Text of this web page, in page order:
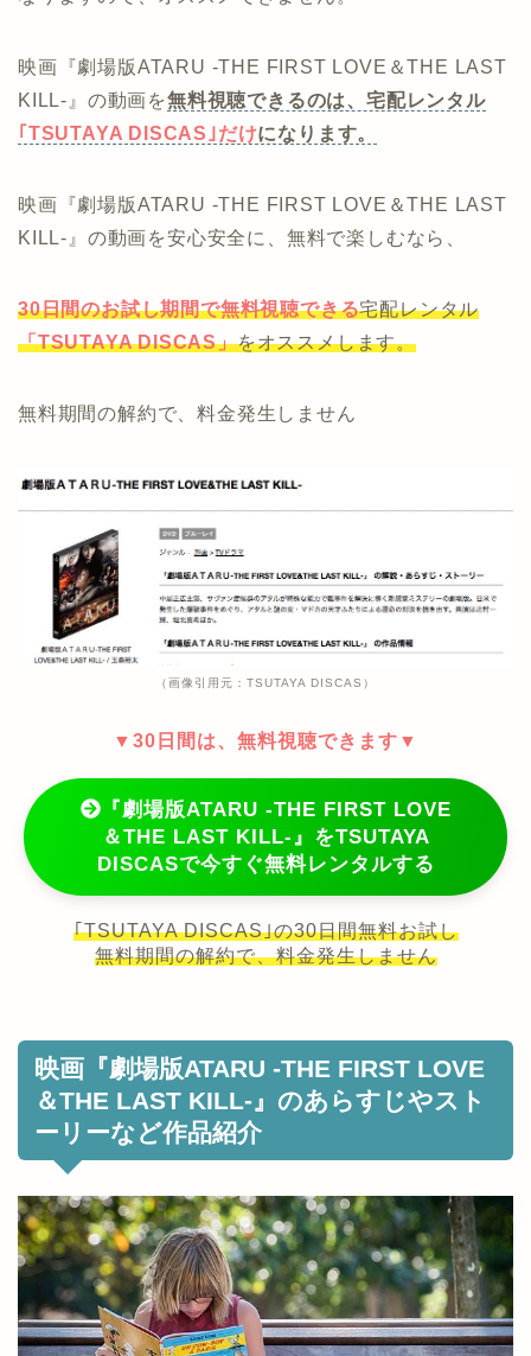
映画『劇場版ATARU ‐THE FIRST LOVE＆THE LAST
KILL‐』の動画を無料視聴できるのは、宅配レンタル
｢TSUTAYA DISCAS｣だけになります。
映画『劇場版ATARU ‐THE FIRST LOVE＆THE LAST
KILL‐』の動画を安心安全に、無料で楽しむなら、
30日間のお試し期間で無料視聴できる宅配レンタル
「TSUTAYA DISCAS」をオススメします。
無料期間の解約で、料金発生しません
（画像引用元：TSUTAYA DISCAS）
▼30日間は、無料視聴できます▼
『劇場版ATARU ‐THE FIRST LOVE
＆THE LAST KILL‐』をTSUTAYA
DISCASで今すぐ無料レンタルする
｢TSUTAYA DISCAS｣の30日間無料お試し
無料期間の解約で、料金発生しません
映画『劇場版ATARU ‐THE FIRST LOVE
＆THE LAST KILL‐』のあらすじやスト
ーリーなど作品紹介